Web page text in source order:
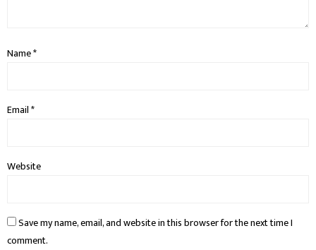
Name*
Email*
Website
Save my name, email, and website in this browser for the next time I
comment.